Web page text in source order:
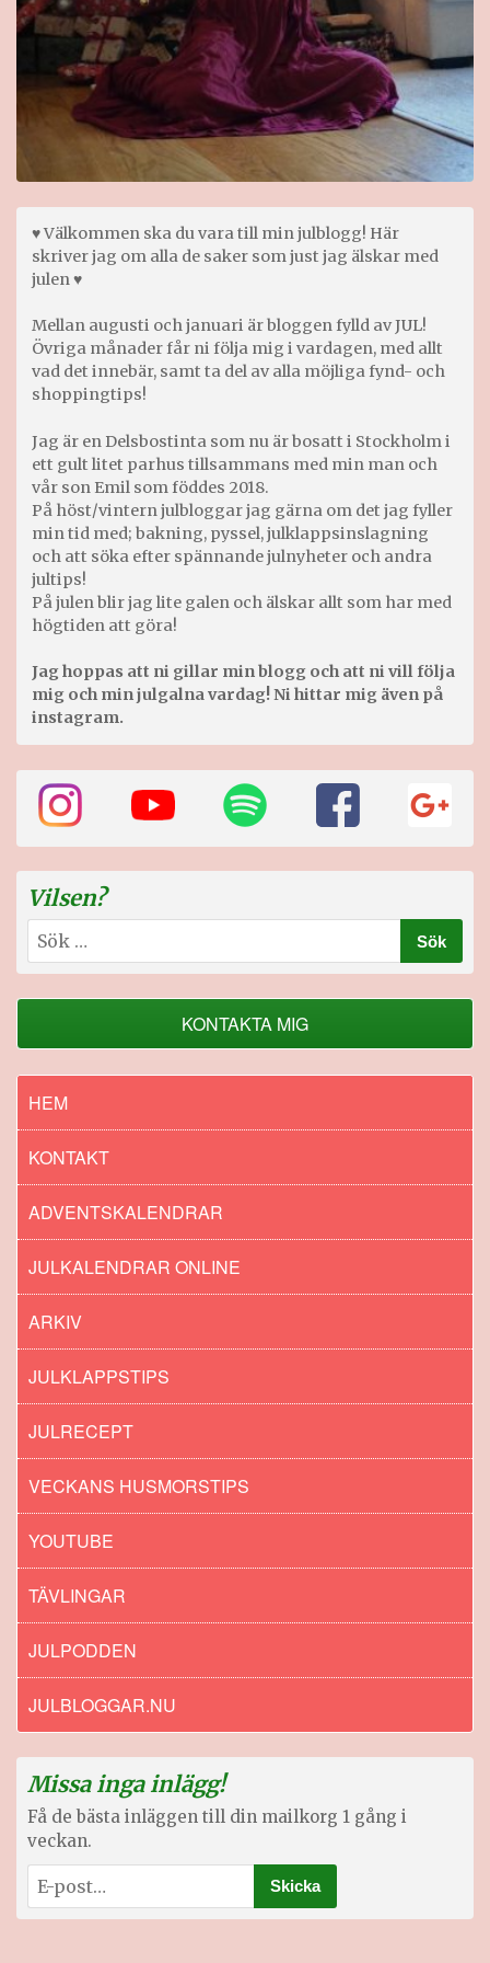
♥ Välkommen ska du vara till min julblogg! Här
skriver jag om alla de saker som just jag älskar med
julen ♥
Mellan augusti och januari är bloggen fylld av JUL!
Övriga månader får ni följa mig i vardagen, med allt
vad det innebär, samt ta del av alla möjliga fynd- och
shoppingtips!
Jag är en Delsbostinta som nu är bosatt i Stockholm i
ett gult litet parhus tillsammans med min man och
vår son Emil som föddes 2018.
På höst/vintern julbloggar jag gärna om det jag fyller
min tid med; bakning, pyssel, julklappsinslagning
och att söka efter spännande julnyheter och andra
jultips!
På julen blir jag lite galen och älskar allt som har med
högtiden att göra!
Jag hoppas att ni gillar min blogg och att ni vill följa
mig och min julgalna vardag! Ni hittar mig även på
instagram.
Vilsen?
Sök
efter:
KONTAKTA MIG
HEM
KONTAKT
ADVENTSKALENDRAR
JULKALENDRAR ONLINE
ARKIV
JULKLAPPSTIPS
JULRECEPT
VECKANS HUSMORSTIPS
YOUTUBE
TÄVLINGAR
JULPODDEN
JULBLOGGAR.NU
Missa inga inlägg!
Få de bästa inläggen till din mailkorg 1 gång i
veckan.